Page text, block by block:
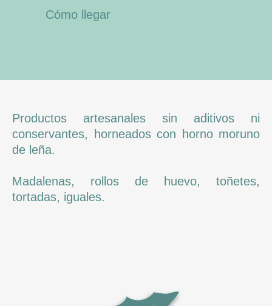
Cómo llegar
Productos artesanales sin aditivos ni
conservantes, horneados con horno moruno
de leña.
Madalenas, rollos de huevo, toñetes,
tortadas, iguales.